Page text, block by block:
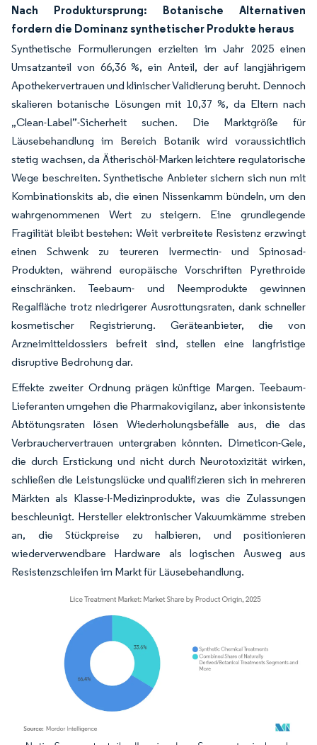
Nach Produktursprung: Botanische Alternativen
fordern die Dominanz synthetischer Produkte heraus
Synthetische Formulierungen erzielten im Jahr 2025 einen
Umsatzanteil von 66,36 %, ein Anteil, der auf langjährigem
Apothekervertrauen und klinischer Validierung beruht. Dennoch
skalieren botanische Lösungen mit 10,37 %, da Eltern nach
„Clean-Label”-Sicherheit suchen. Die Marktgröße für
Läusebehandlung im Bereich Botanik wird voraussichtlich
stetig wachsen, da Ätherischöl-Marken leichtere regulatorische
Wege beschreiten. Synthetische Anbieter sichern sich nun mit
Kombinationskits ab, die einen Nissenkamm bündeln, um den
wahrgenommenen Wert zu steigern. Eine grundlegende
Fragilität bleibt bestehen: Weit verbreitete Resistenz erzwingt
einen Schwenk zu teureren Ivermectin- und Spinosad-
Produkten, während europäische Vorschriften Pyrethroide
einschränken. Teebaum- und Neemprodukte gewinnen
Regalfläche trotz niedrigerer Ausrottungsraten, dank schneller
kosmetischer Registrierung. Geräteanbieter, die von
Arzneimitteldossiers befreit sind, stellen eine langfristige
disruptive Bedrohung dar.
Effekte zweiter Ordnung prägen künftige Margen. Teebaum-
Lieferanten umgehen die Pharmakovigilanz, aber inkonsistente
Abtötungsraten lösen Wiederholungsbefälle aus, die das
Verbrauchervertrauen untergraben könnten. Dimeticon-Gele,
die durch Erstickung und nicht durch Neurotoxizität wirken,
schließen die Leistungslücke und qualifizieren sich in mehreren
Märkten als Klasse-I-Medizinprodukte, was die Zulassungen
beschleunigt. Hersteller elektronischer Vakuumkämme streben
an, die Stückpreise zu halbieren, und positionieren
wiederverwendbare Hardware als logischen Ausweg aus
Resistenzschleifen im Markt für Läusebehandlung.